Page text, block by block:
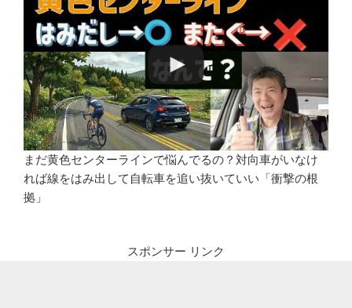
まだ黄色センターラインで悩んでるの？対向車がいなけ
れば線をはみ出して自転車を追い抜いていい「衝撃の根
拠」
スポンサー リンク